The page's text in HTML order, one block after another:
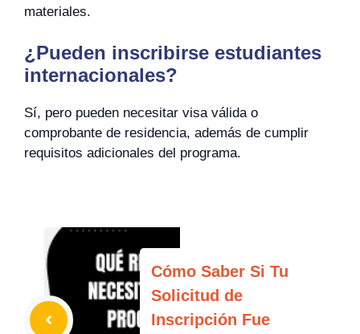
materiales.
¿Pueden inscribirse estudiantes
internacionales?
Sí, pero pueden necesitar visa válida o
comprobante de residencia, además de cumplir
requisitos adicionales del programa.
Cómo Saber Si Tu
Solicitud de
Inscripción Fue